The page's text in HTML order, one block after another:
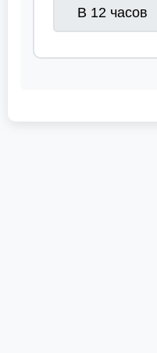
В 12 часов